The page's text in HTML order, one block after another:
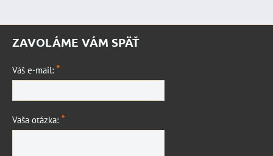
ZAVOLÁME VÁM SPÄŤ
Váš e-mail: *
Vaša otázka: *